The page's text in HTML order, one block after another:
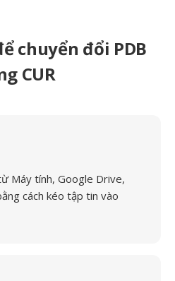
chuyển đổi PDB
CUR
Máy tính, Google Drive,
cách kéo tập tin vào